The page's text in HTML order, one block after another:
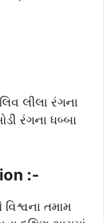
લીલા રંગના
રંગના ધબ્બા
:-
તમામ